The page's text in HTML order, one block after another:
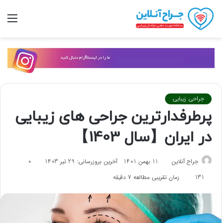
تغییر
جراحی زیبایی
پرطرفدارترین جراحی های زیبایی
در ایران【سال 1403】
جراح آنلاین 11 بهمن 1401 آخرین بروزرسانی: 29 تیر 1403
0
131
زمان تقریبی مطالعه 7 دقیقه